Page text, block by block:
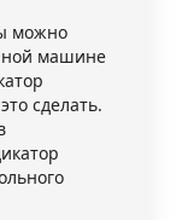
можно
машине
сделать.